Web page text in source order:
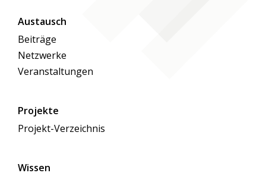
Austausch
Beiträge
Netzwerke
Veranstaltungen
Projekte
Projekt-Verzeichnis
Wissen